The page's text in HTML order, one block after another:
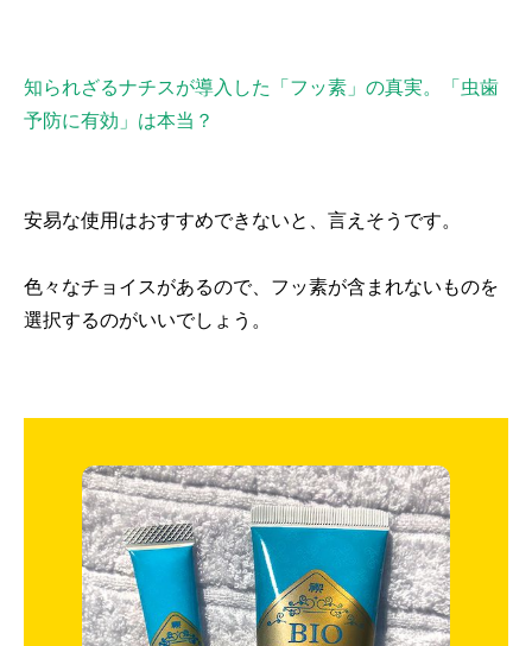
知られざるナチスが導入した「フッ素」の真実。「虫歯
予防に有効」は本当？
安易な使用はおすすめできないと、言えそうです。
色々なチョイスがあるので、フッ素が含まれないものを
選択するのがいいでしょう。